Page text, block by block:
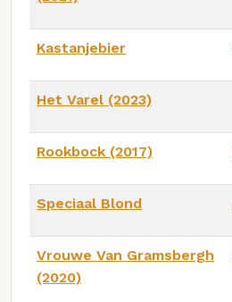
Kastanjebier
Het Varel (2023)
Rookbock (2017)
Speciaal Blond
Vrouwe Van Gramsbergh
(2020)